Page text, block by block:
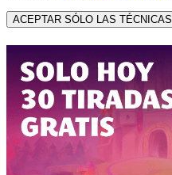
ACEPTAR SÓLO LAS TÉCNICAS